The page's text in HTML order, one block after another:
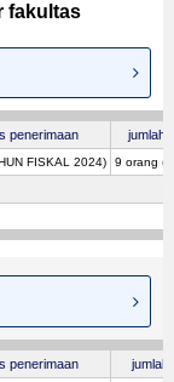
fakultas
penerimaan jumlah
FISKAL 2024) 9 orang
penerimaan jumlah